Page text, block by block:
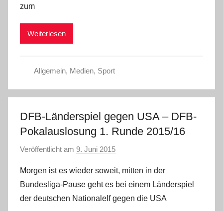
zum
Weiterlesen
Allgemein, Medien, Sport
DFB-Länderspiel gegen USA – DFB-
Pokalauslosung 1. Runde 2015/16
Veröffentlicht am 9. Juni 2015
n
a
d
Morgen ist es wieder soweit, mitten in der
Bundesliga-Pause geht es bei einem Länderspiel
der deutschen Nationalelf gegen die USA